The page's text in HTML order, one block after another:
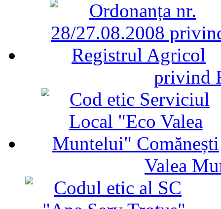
privind
Valea